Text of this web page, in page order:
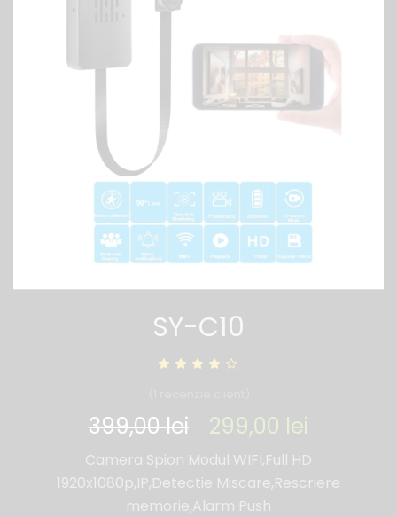
SY-C10
399,00lei 299,00 lei
Camera Spion Modul WIFI,Full HD
1920x1080p,IP,Detectie Miscare,Rescriere
memorie,Alarm Push